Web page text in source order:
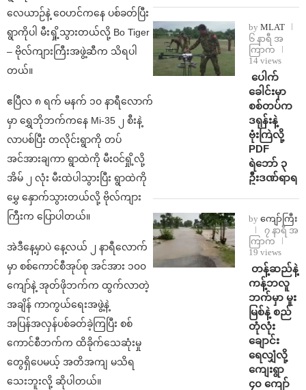
လေယာဉ်နဲ့ ဝေဟင်ကနေ ပစ်ခတ်ပြီး
ရွာကိုပါ မီးရှို့သွားတယ်လို့ Bo Tiger
– ဗိုလ်ကျားကြီးအဖွဲ့ဆီက သိရပါ
တယ်။
ဧပြီလ ၈ ရက် မနက် ၁၀ နာရီလောက်
မှာ ရွှေဘိုဘက်ကနေ Mi-35 ၂ စီးနဲ့
လာပစ်ပြီး တလိုင်းရွာကို တပ်
အင်အားချကာ ရွာထဲကို မီးဝင်ရှို့လို့
အိမ် ၂ လုံး မီးထဲပါသွားပြီး ရွာထဲကို
မွှေ နှောက်သွားတယ်လို့ ဗိုလ်ကျား
ကြီးက ပြောပါတယ်။
အဲဒီနေ့မှာပဲ နေ့လယ် ၂ နာရီလောက်
မှာ စစ်ကောင်စီအုပ်စု အင်အား ၁၀၀
ကျော်နဲ့ အုတ်ဖိုဘက်က ထွက်လာတဲ့
အချိန် ကာကွယ်ရေးအဖွဲ့နဲ့
အပြန်အလှန်ပစ်ခတ်ခဲ့ကြပြီး စစ်
ကောင်စီဘက်က ထိခိုက်သေဆုံးမှု
တွေရှိပေမယ့် အတိအကျ မသိရ
သေးဘူးလို့ ဆိုပါတယ်။
by MLAT
၆ နာရီ အ
ကြာက
14 views
⁩ ⁨ပေါက်
ခေါင်းမှာ
စစ်တပ်က
ဒရုန်းနဲ့
ဗုံးကြဲလို့
PDF
ရဲဘော် ၃
ဦးဒဏ်ရာရ
by ကျော်ကြီး
၇ နာရီ အ
ကြာက
19 views
⁩ ⁨တန့်ဆည်နဲ့
ကန့်ဘလူ
ဘက်မှာ မူး
မြစ်နဲ့ စည်
တုံလုံး
ချောင်း
ရေလျှံလို့
ကျေးရွာ
၄၀ ကျော်